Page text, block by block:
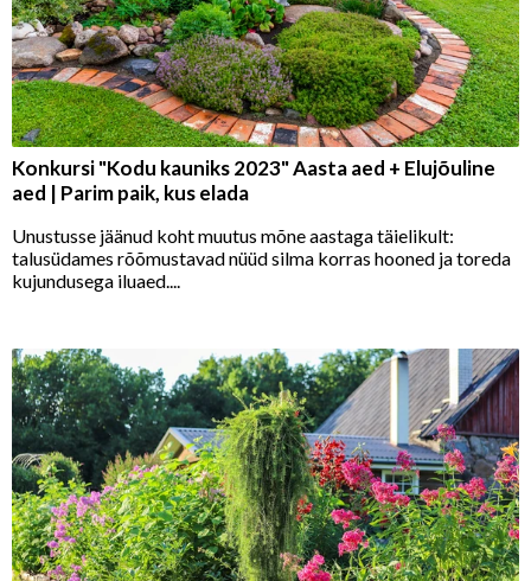
Konkursi "Kodu kauniks 2023" Aasta aed + Elujõuline
aed | Parim paik, kus elada
Unustusse jäänud koht muutus mõne aastaga täielikult:
talusüdames rõõmustavad nüüd silma korras hooned ja toreda
kujundusega iluaed....